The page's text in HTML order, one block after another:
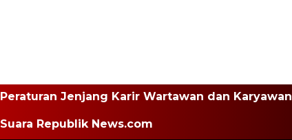
Peraturan Jenjang Karir Wartawan dan Karyawan
Suara Republik News.com